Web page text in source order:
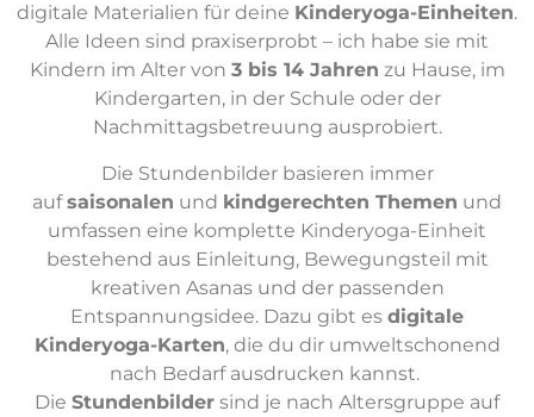
digitale Materialien für deine Kinderyoga-Einheiten.
Alle Ideen sind praxiserprobt – ich habe sie mit
Kindern im Alter von 3 bis 14 Jahren zu Hause, im
Kindergarten, in der Schule oder der
Nachmittagsbetreuung ausprobiert.
Die Stundenbilder basieren immer
aufsaisonalen und kindgerechten Themen und
umfassen eine komplette Kinderyoga-Einheit
bestehend aus Einleitung, Bewegungsteil mit
kreativen Asanas und der passenden
Entspannungsidee. Dazu gibt es digitale
Kinderyoga-Karten, die du dir umweltschonend
nach Bedarf ausdrucken kannst.
Die Stundenbilder sind je nach Altersgruppe auf